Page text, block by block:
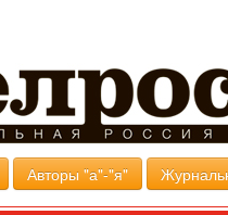
Авторы "а"-"я"